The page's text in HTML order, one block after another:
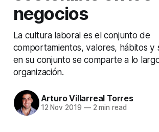
negocios
La cultura laboral es el conjunto de
comportamientos, valores, hábitos y
en su conjunto se comparte a lo
organización.
Arturo Villarreal Torres
12 Nov 2019 —2 min read